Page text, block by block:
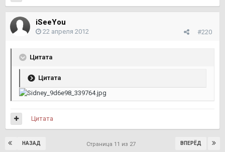
iSeeYou
#220
22 апреля 2012
Цитата
Цитата
Цитата
НАЗАД ВПЕРЁД
Страница 11 из 27